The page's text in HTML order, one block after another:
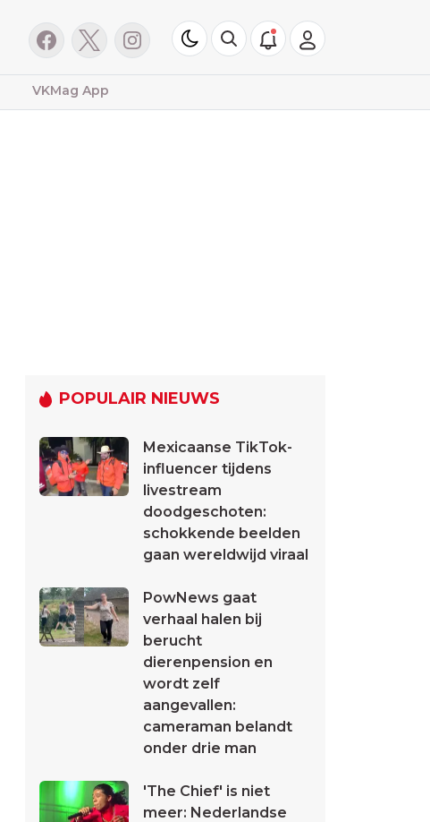
VKMag App
POPULAIR NIEUWS
Mexicaanse TikTok-
influencer tijdens
livestream
doodgeschoten:
schokkende beelden
gaan wereldwijd viraal
PowNews gaat
verhaal halen bij
berucht
dierenpension en
wordt zelf
aangevallen:
cameraman belandt
onder drie man
'The Chief' is niet
meer: Nederlandse